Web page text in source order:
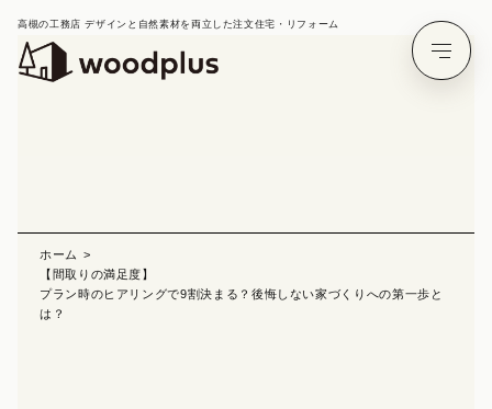
高槻の工務店 デザインと自然素材を両立した注文住宅・リフォーム
ホーム
【間取りの満足度】
プラン時のヒアリングで9割決まる？後悔しない家づくりへの第一歩と
は？